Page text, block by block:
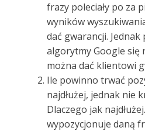
frazy poleciały po za
wyników
dać gwarancji. Jednak
algorytmy Google się
można dać klientowi
Ile powinno trwać
najdłużej, jednak nie
Dlaczego jak
wypozycjonuje daną